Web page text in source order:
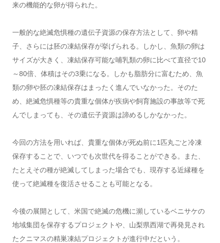
来の機能的な卵が得られた。
一般的な絶滅危惧種の遺伝子資源の保存方法として、卵や精
子、さらには胚の凍結保存が挙げられる。しかし、魚類の卵は
サイズが大きく、凍結保存可能な哺乳類の卵に比べて直径で10
～80倍、体積はその3乗になる。しかも脂肪分に富むため、魚
類の卵や胚の凍結保存はまったく進んでいなかった。そのた
め、絶滅危惧種等の貴重な個体が疾病や飼育施設の事故等で死
んでしまっても、その遺伝子資源は諦めるしかなかった。
今回の方法を用いれば、貴重な個体が死ぬ前に1匹丸ごと冷凍
保存することで、いつでも次世代を得ることができる。また、
たとえその種が絶滅してしまった場合でも、現存する近縁種を
使って絶滅種を復活させることも可能となる。
今後の展開として、米国で絶滅の危機に瀕しているベニサケの
地域集団を保存するプロジェクトや、山梨県西湖で再発見され
たクニマスの精巣凍結プロジェクトが進行中だという。